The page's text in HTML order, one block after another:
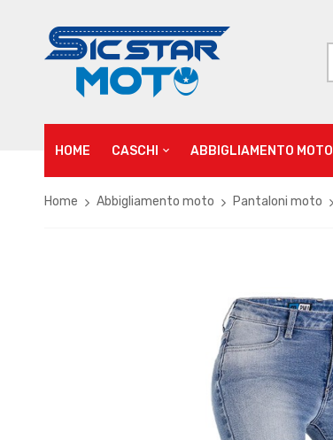
HOME CASCHI ABBIGLIAMENTO MOTO
Home Abbigliamento moto Pantaloni moto